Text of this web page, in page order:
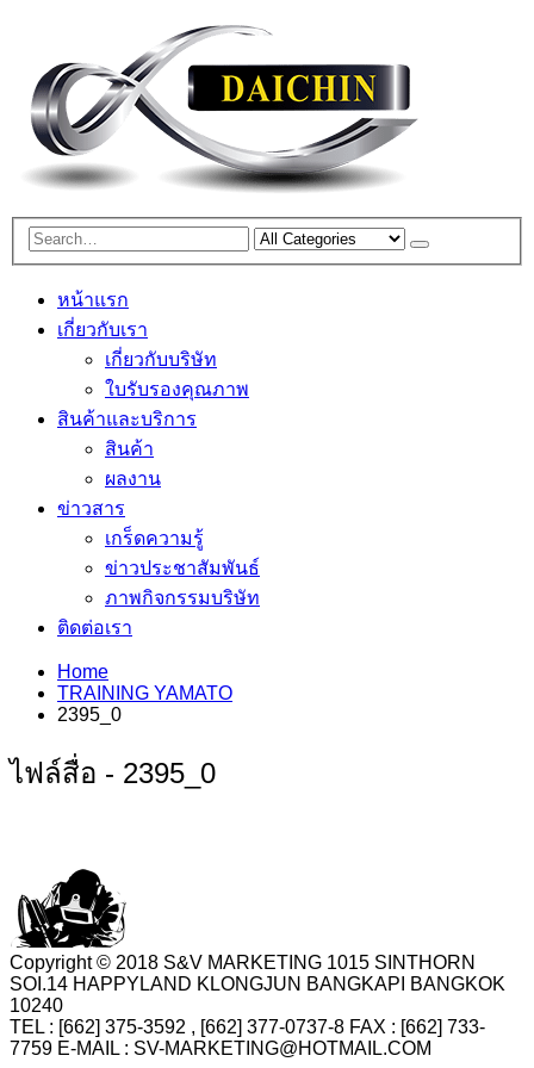
หน้าแรก
เกี่ยวกับเรา
เกี่ยวกับบริษัท
ใบรับรองคุณภาพ
สินค้าและบริการ
สินค้า
ผลงาน
ข่าวสาร
เกร็ดความรู้
ข่าวประชาสัมพันธ์
ภาพกิจกรรมบริษัท
ติดต่อเรา
Home
TRAINING YAMATO
2395_0
ไฟล์สื่อ - 2395_0
Copyright © 2018 S&V MARKETING 1015 SINTHORN
SOI.14 HAPPYLAND KLONGJUN BANGKAPI BANGKOK
10240
TEL : [662] 375-3592 , [662] 377-0737-8 FAX : [662] 733-
7759 E-MAIL : SV-MARKETING@HOTMAIL.COM